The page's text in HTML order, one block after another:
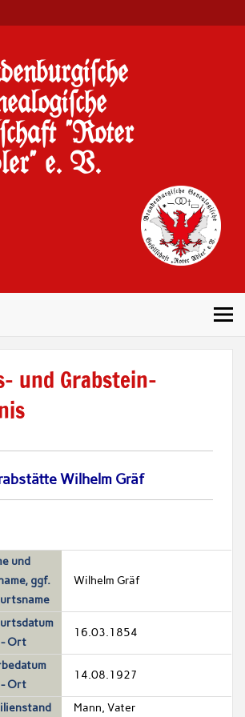
"Roter
e. V.
und Grabstein-
Wilhelm Gräf
und
ggf.
Wilhelm Gräf
- Ort
16.03.1854
- Ort
14.08.1927
Mann, Vater